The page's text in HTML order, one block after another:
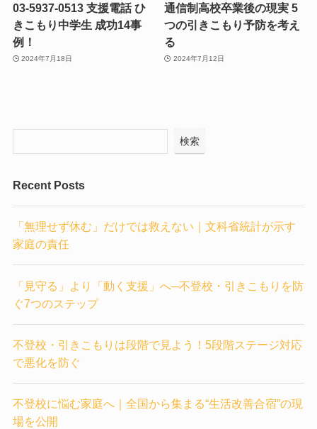
03-5937-0513 支援電話 ひ
きこもり中学生 成功14事
例！
2024年7月18日
通信制高校卒業後の現実 5
つの引きこもり予防を考え
る
2024年7月12日
検索
Recent Posts
「無理せず休む」だけでは救えない｜文科省統計が示す
家庭の責任
「見守る」より「動く支援」へ─不登校・引きこもりを防
ぐ7つのステップ
不登校・引きこもりは段階で見よう！5段階ステージ対応
で悪化を防ぐ
不登校に悩む家庭へ｜全国から集まる“生活改善合宿”の現
場を公開